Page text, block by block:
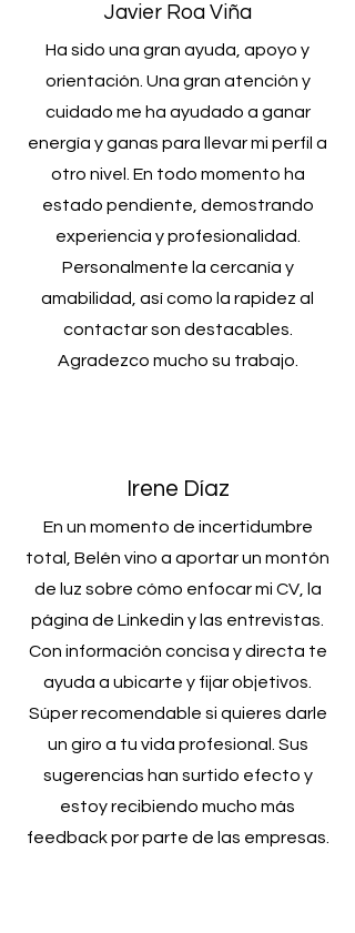
Javier Roa Viña
Ha sido una gran ayuda, apoyo y
orientación. Una gran atención y
cuidado me ha ayudado a ganar
energía y ganas para llevar mi perfil a
otro nivel. En todo momento ha
estado pendiente, demostrando
experiencia y profesionalidad.
Personalmente la cercanía y
amabilidad, así como la rapidez al
contactar son destacables.
Agradezco mucho su trabajo.
Irene Díaz
En un momento de incertidumbre
total, Belén vino a aportar un montón
de luz sobre cómo enfocar mi CV, la
página de Linkedin y las entrevistas.
Con información concisa y directa te
ayuda a ubicarte y fijar objetivos.
Súper recomendable si quieres darle
un giro a tu vida profesional. Sus
sugerencias han surtido efecto y
estoy recibiendo mucho más
feedback por parte de las empresas.